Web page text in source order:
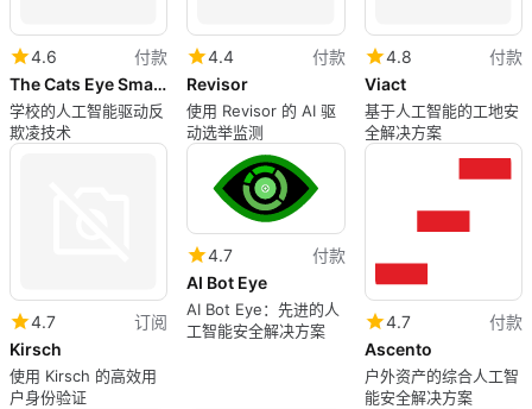
4.6
付款
The Cats Eye Smart Systems
学校的人工智能驱动反
欺凌技术
4.4
付款
Revisor
使用 Revisor 的 AI 驱
动选举监测
4.8
付款
Viact
基于人工智能的工地安
全解决方案
4.7
订阅
Kirsch
使用 Kirsch 的高效用
户身份验证
4.7
付款
AI Bot Eye
AI Bot Eye：先进的人
工智能安全解决方案
4.7
付款
Ascento
户外资产的综合人工智
能安全解决方案